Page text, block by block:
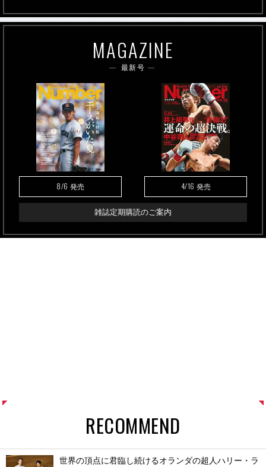
MAGAZINE
最新号
8/6 発売 4/16 発売
雑誌定期購読のご案内
RECOMMEND
世界の頂点に君臨し続けるオランダの超人ハリー・ラ